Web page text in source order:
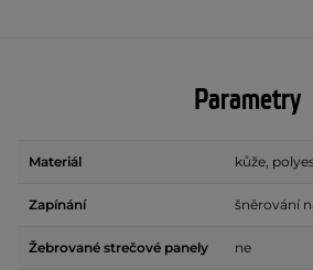
Parametry
Materiál kůže,
Zapínání šněrování
Žebrované strečové panely ne